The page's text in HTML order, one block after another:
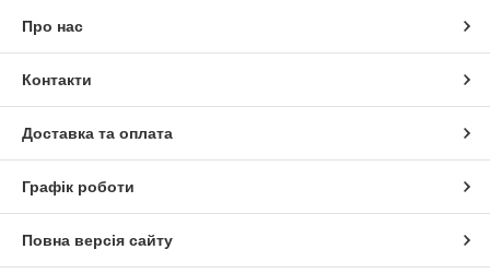
Про нас
Контакти
Доставка та оплата
Графік роботи
Повна версія сайту